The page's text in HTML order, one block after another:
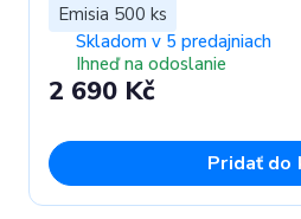
Emisia 500 ks
Skladom v 5 predajniach
Ihneď na odoslanie
2 690 Kč
Pridať do